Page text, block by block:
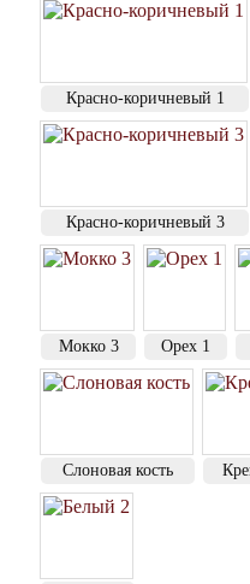
Красно-коричневый 1
Красно-коричневый 3
Мокко 3 Орех 1
Слоновая кость